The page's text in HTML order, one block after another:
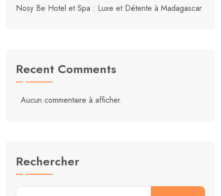
Nosy Be Hotel et Spa : Luxe et Détente à Madagascar
Recent Comments
Aucun commentaire à afficher.
Rechercher